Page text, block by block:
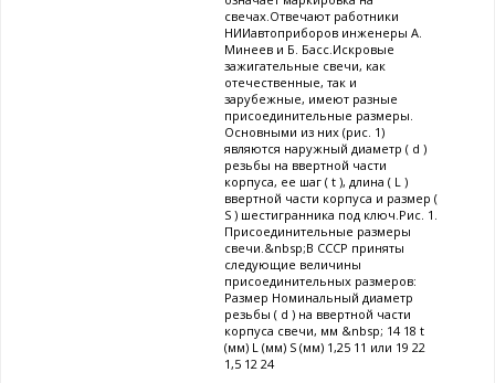
свечах.Отвечают работники
НИИавтоприборов инженеры А.
Минеев и Б. Басс.Искровые
зажигательные свечи, как
отечественные, так и
зарубежные, имеют разные
присоединительные размеры.
Основными из них (рис. 1)
являются наружный диаметр ( d )
резьбы на ввертной части
корпуса, ее шаг ( t ), длина ( L )
ввертной части корпуса и размер (
S ) шестигранника под ключ.Рис. 1.
Присоединительные размеры
свечи.&nbsp;В СССР приняты
следующие величины
присоединительных размеров:
Размер Номинальный диаметр
резьбы ( d ) на ввертной части
корпуса свечи, мм &nbsp; 14 18 t
(мм) L (мм) S (мм) 1,25 11 или 19 22
1,5 12 24